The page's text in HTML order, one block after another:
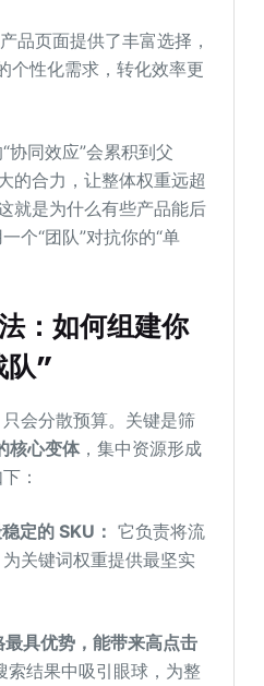
品页面提供了丰富选择，
个性化需求，转化效率更
协同效应”会累积到父
的合力，让整体权重远超
就是为什么有些产品能后
个“团队”对抗你的“单
：如何组建你
队”
会分散预算。关键是筛
核心变体，集中资源形成
：
定的 SKU： 它负责将流
关键词权重提供最坚实
具优势，能带来高点击
索结果中吸引眼球，为整